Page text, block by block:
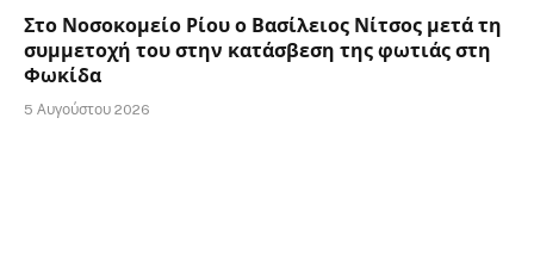
Στο Νοσοκομείο Ρίου ο Βασίλειος Νίτσος μετά τη
συμμετοχή του στην κατάσβεση της φωτιάς στη
Φωκίδα
5 Αυγούστου 2026